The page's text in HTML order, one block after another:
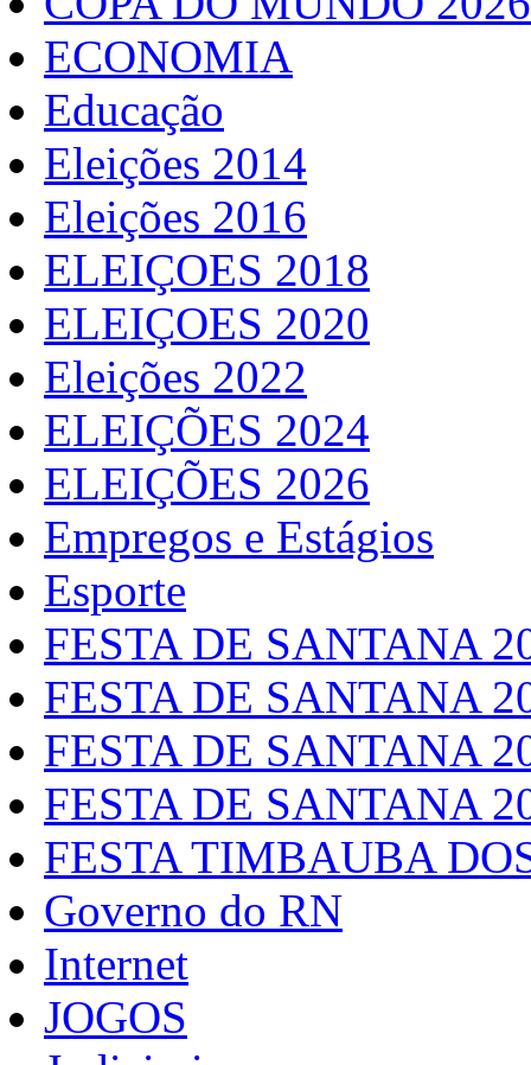
ECONOMIA
Educação
Eleições 2014
Eleições 2016
ELEIÇOES 2018
ELEIÇOES 2020
Eleições 2022
ELEIÇÕES 2024
ELEIÇÕES 2026
Empregos e Estágios
Esporte
FESTA DE SANTANA
FESTA DE SANTANA
FESTA DE SANTANA
FESTA DE SANTANA
FESTA TIMBAUBA
Governo do RN
Internet
JOGOS